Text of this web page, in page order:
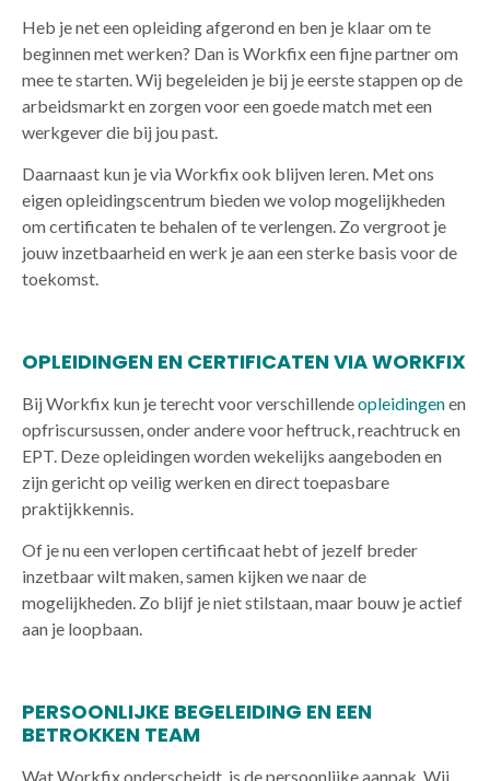
Heb je net een opleiding afgerond en ben je klaar om te
beginnen met werken? Dan is Workfix een fijne partner om
mee te starten. Wij begeleiden je bij je eerste stappen op de
arbeidsmarkt en zorgen voor een goede match met een
werkgever die bij jou past.
Daarnaast kun je via Workfix ook blijven leren. Met ons
eigen opleidingscentrum bieden we volop mogelijkheden
om certificaten te behalen of te verlengen. Zo vergroot je
jouw inzetbaarheid en werk je aan een sterke basis voor de
toekomst.
OPLEIDINGEN EN CERTIFICATEN VIA WORKFIX
Bij Workfix kun je terecht voor verschillendeopleidingenen
opfriscursussen, onder andere voor heftruck, reachtruck en
EPT. Deze opleidingen worden wekelijks aangeboden en
zijn gericht op veilig werken en direct toepasbare
praktijkkennis.
Of je nu een verlopen certificaat hebt of jezelf breder
inzetbaar wilt maken, samen kijken we naar de
mogelijkheden. Zo blijf je niet stilstaan, maar bouw je actief
aan je loopbaan.
PERSOONLIJKE BEGELEIDING EN EEN
BETROKKEN TEAM
Wat Workfix onderscheidt, is de persoonlijke aanpak. Wij